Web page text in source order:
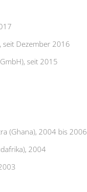
seit Dezember 2016
seit 2015
(Ghana), 2004 bis 2006
2004